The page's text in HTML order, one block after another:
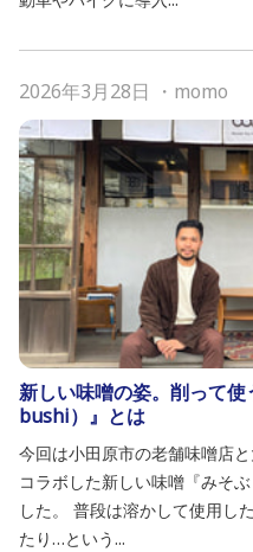
2026年3月28日 ・ momo
新しい味噌の姿。削って
bushi）』とは
今回は小田原市の老舗味噌店
コラボした新しい味噌『みそ
した。 普段は溶かして使用し
たり…という...